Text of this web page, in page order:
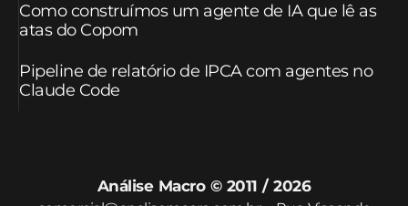
Como construímos um agente de IA que lê as
atas do Copom
Pipeline de relatório de IPCA com agentes no
Claude Code
Análise Macro © 2011 / 2026